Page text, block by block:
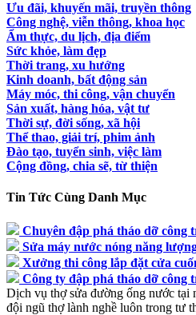
Ưu đãi, khuyến mãi, truyền thông
Công nghệ, viễn thông, khoa học
Ẩm thực, du lịch, địa điểm
Sức khỏe, làm đẹp
Thời trang, xu hướng
Kinh doanh, bất động sản
Máy móc, thi công, vận chuyển
Sản xuất, hàng hóa, vật tư
Thời sự, đời sống, xã hội
Thể thao, giải trí, phim ảnh
Đào tạo, tuyển sinh, việc làm
Cộng đồng, chia sẽ, từ thiện
Tin Tức Cùng Danh Mục
Chuyên đập phá tháo dỡ
Sửa máy nước nóng năng
Xưởng thi công lắp đặt cửa
Công ty đập phá tháo dỡ công
Dịch vụ thợ sửa đường ống nước tại
đội ngũ thợ lành nghề luôn trong tư